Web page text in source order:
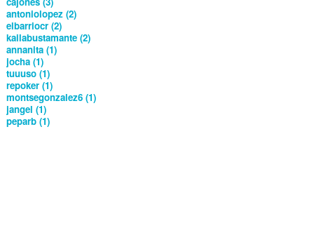
antoniolopez (2)
elbarriocr (2)
kailabustamante (2)
annanita (1)
jocha (1)
tuuuso (1)
repoker (1)
montsegonzalez6 (1)
jangel (1)
peparb (1)